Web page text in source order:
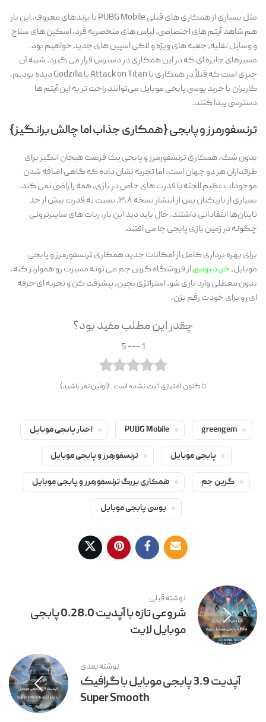
مثل بسیاری از همکاری های قبلی PUBG Mobile با برندهای معروف، این بار
هم شاهد آیتم های اختصاصی، لباس های منحصر‌به فرد، اسکین های سلاح
و وسایل نقلیه، جعبه های ویژه و لاکی اسپین های جدید خواهیم بود.
مسیرهای جایزه ای که در این همکاری در دسترس قرار می گیرد، شبیه آن
چیزی است که قبلاً در همکاری با Attack on Titan یا Godzilla دیده بودیم.
کاربران با خرید یوسی پابجی موبایل می‌توانند راحت تر به این آیتم ها
دسترسی پیدا کنند.
ترنسفورمرز و پابجی {همکاری جذاب اما چالش برانگیز}
بدون شک، همکاری ترنسفورمرز و پابجی یک فرصت هیجان انگیز برای
طرفداران هر دو جهان است. اما تجربه نشان داده که گاهی اضافه شدن
موجودات عظیم الجثه یا قدرت های خاص در بازی، همه را راضی نمی کند.
بسیاری از بازیکنان پس از انتشار نسخه ۳.۸، نسبت به قدرت بیش از حد
تایتان‌ها انتقاداتی داشتند. حال باید دید این بار، ربات های سایبرترونی
چگونه در زمین بازی پابجی جا می افتند.
برای بهره برداری کامل از امکانات جدید همکاری ترنسفورمرز و پابجی
موبایل،خرید یوسیاز فروشگاه گرین جم می ‌تونه مسیرت رو هموارتر کنه.
بدون معطلی وارد بازی شو، استراتژی بچین، پیشرفت کن و تجربه ‌ای حرفه
ای رو برای خودت رقم بزن.
چقدر این مطلب مفید بود؟
1 --- 5
تا کنون امتیازی ثبت نشده است . (اولین نفر باشید)
greengem
PUBG Mobile اخبار پابجی موبایل
پابجی موبایل ترنسفورمرز و پابجی موبایل
گرین جم همکاری بزرگ ترنسفورمرز و پابجی موبایل
یوسی پابجی موبایل
نوشته قبلی
شروعی تازه با آپدیت 0.28.0 پابجی
موبایل لایت
نوشته بعدی
آپدیت 3.9 پابجی موبایل با گرافیک
Super Smooth